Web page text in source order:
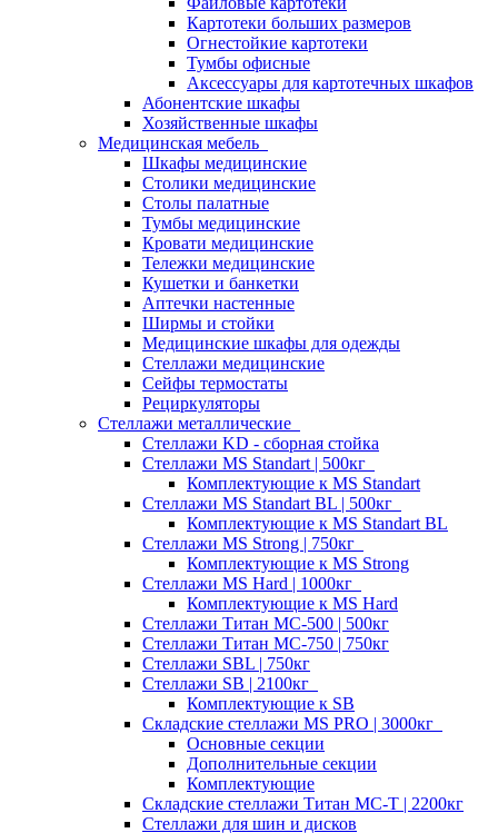
Картотеки больших размеров
Огнестойкие картотеки
Тумбы офисные
Аксессуары для картотечных шкафов
Абонентские шкафы
Хозяйственные шкафы
Медицинская мебель
Шкафы медицинские
Столики медицинские
Столы палатные
Тумбы медицинские
Кровати медицинские
Тележки медицинские
Кушетки и банкетки
Аптечки настенные
Ширмы и стойки
Медицинские шкафы для одежды
Стеллажи медицинские
Сейфы термостаты
Рециркуляторы
Стеллажи металлические
Стеллажи KD - сборная стойка
Стеллажи MS Standart | 500кг
Комплектующие к MS Standart
Стеллажи MS Standart BL | 500кг
Комплектующие к MS Standart BL
Стеллажи MS Strong | 750кг
Комплектующие к MS Strong
Стеллажи MS Hard | 1000кг
Комплектующие к MS Hard
Стеллажи Титан МС-500 | 500кг
Стеллажи Титан МС-750 | 750кг
Стеллажи SBL | 750кг
Стеллажи SB | 2100кг
Комплектующие к SB
Складские стеллажи MS PRO | 3000кг
Основные секции
Дополнительные секции
Комплектующие
Складские стеллажи Титан МС-Т | 2200кг
Стеллажи для шин и дисков